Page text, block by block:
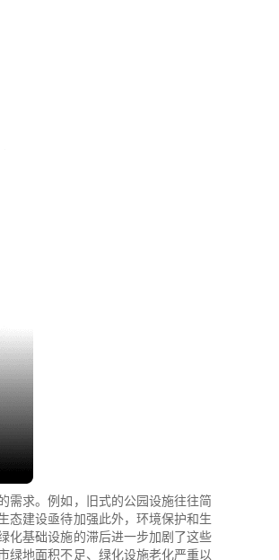
需求。例如，旧式的公园设施往往简
态建设亟待加强此外，环境保护和生
化基础设施的滞后进一步加剧了这些
绿地面积不足、绿化设施老化严重以